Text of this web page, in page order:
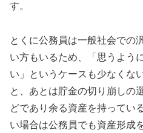
す。
とくに公務員は一般社会での
い方もいるため、「思うよう
い」というケースも少なくな
と、あとは貯金の切り崩しの
どであり余る資産を持ってい
い場合は公務員でも資産形成